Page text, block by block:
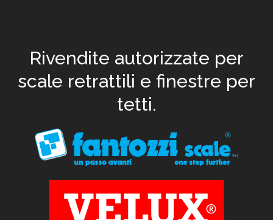
Rivendite autorizzate per
scale retrattili e finestre per
tetti.